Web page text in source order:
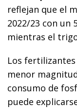
reflejan que el
2022/23 con un
mientras el
Los
menor
consumo de
puede